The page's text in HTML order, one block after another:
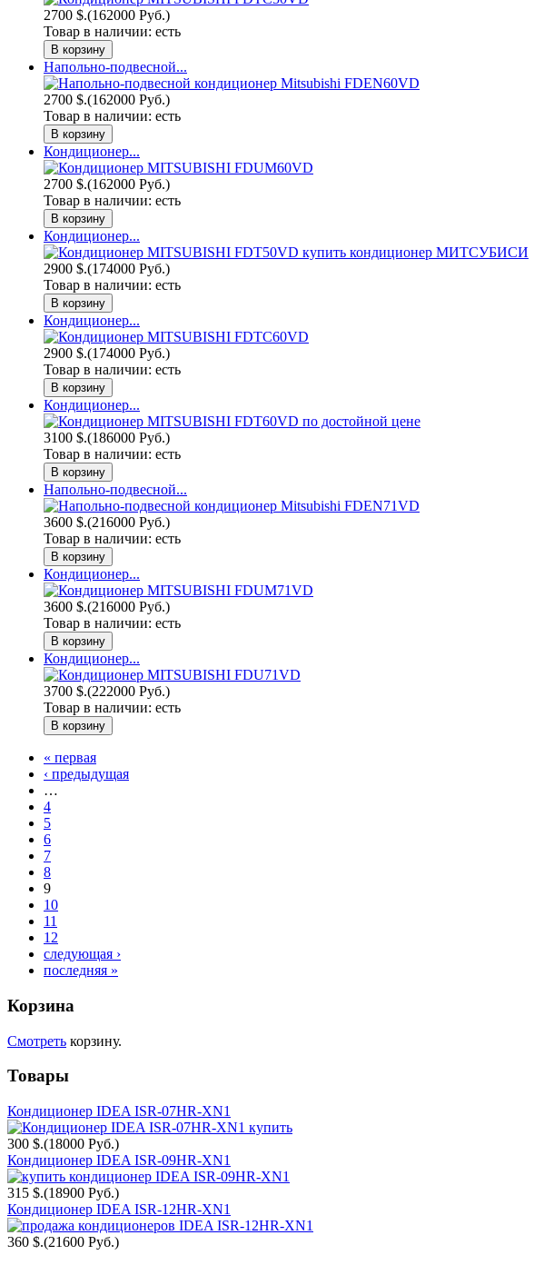
2700 $.(162000 Руб.)
Товар в наличии: есть
Напольно-подвесной...
2700 $.(162000 Руб.)
Товар в наличии: есть
Кондиционер...
2700 $.(162000 Руб.)
Товар в наличии: есть
Кондиционер...
2900 $.(174000 Руб.)
Товар в наличии: есть
Кондиционер...
2900 $.(174000 Руб.)
Товар в наличии: есть
Кондиционер...
3100 $.(186000 Руб.)
Товар в наличии: есть
Напольно-подвесной...
3600 $.(216000 Руб.)
Товар в наличии: есть
Кондиционер...
3600 $.(216000 Руб.)
Товар в наличии: есть
Кондиционер...
3700 $.(222000 Руб.)
Товар в наличии: есть
« первая
‹ предыдущая
…
4
5
6
7
8
9
10
11
12
следующая ›
последняя »
Корзина
Смотреть корзину.
Товары
Кондиционер IDEA ISR-07HR-XN1
300 $.(18000 Руб.)
Кондиционер IDEA ISR-09HR-XN1
315 $.(18900 Руб.)
Кондиционер IDEA ISR-12HR-XN1
360 $.(21600 Руб.)